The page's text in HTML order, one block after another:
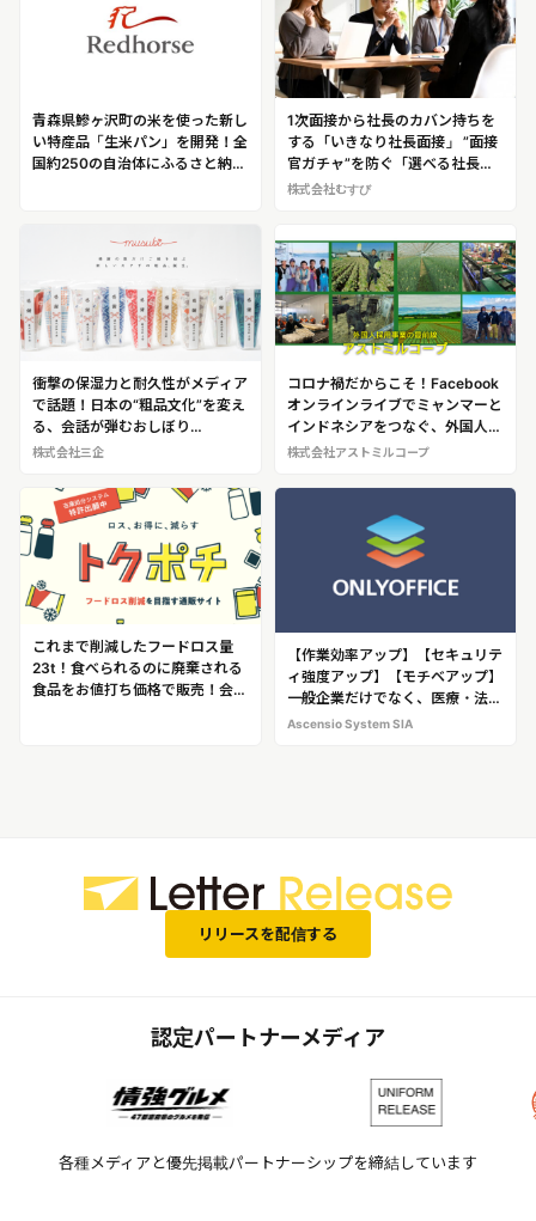
青森県鰺ヶ沢町の米を使った新し
い特産品「生米パン」を開発！全
国約250の自治体にふるさと納税
コーポレーション」
1次面接から社長のカバン持ちを
する「いきなり社長面接」 ”面接
官ガチャ”を防ぐ「選べる社長面
接」などを考案！ 1000社以上の
氏へのインタビュー取材・密着取
材が可能です！
株式会社むすび
衝撃の保湿力と耐久性がメディア
で話題！日本の“粗品文化”を変え
る、会話が弾むおしぼり
「musubi（むすび）」
株式会社三企
コロナ禍だからこそ！Facebook
オンラインライブでミャンマーと
インドネシアをつなぐ、外国人採
用事業の最前線
株式会社アストミルコープ
これまで削減したフードロス量
23t！食べられるのに廃棄される
食品をお値打ち価格で販売！会員
【作業効率アップ】【セキュリテ
ィ強度アップ】【モチベアップ】
一般企業だけでなく、医療・法
律・銀行・教育業界も導入！
Ascensio System SIA
リリースを配信する
認定パートナーメディア
各種メディアと優先掲載パートナーシップを締結しています